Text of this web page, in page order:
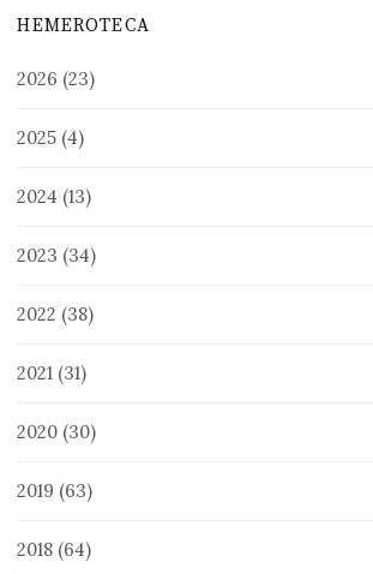
HEMEROTECA
2026 (23)
2025 (4)
2024 (13)
2023 (34)
2022 (38)
2021 (31)
2020 (30)
2019 (63)
2018 (64)